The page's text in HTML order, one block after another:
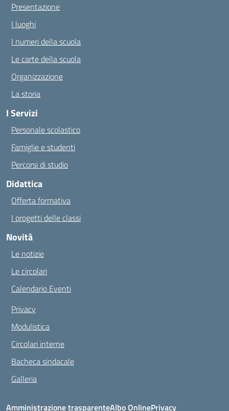
Presentazione
I luoghi
I numeri della scuola
Le carte della scuola
Organizzazione
La storia
I Servizi
Personale scolastico
Famiglie e studenti
Percorsi di studio
Didattica
Offerta formativa
I progetti delle classi
Novità
Le notizie
Le circolari
Calendario Eventi
Privacy
Modulistica
Circolari interne
Bacheca sindacale
Galleria
Amministrazione trasparenteAlbo OnlinePrivacy